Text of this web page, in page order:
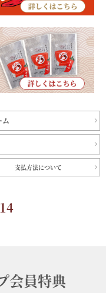
ム
支払方法について
会員特典